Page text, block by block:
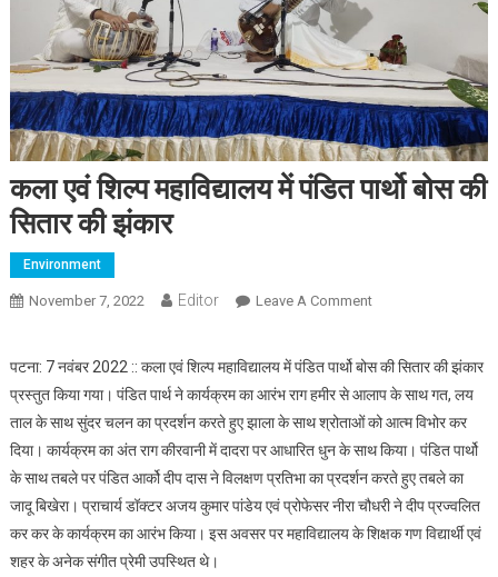
कला एवं शिल्प महाविद्यालय में पंडित पार्थो बोस की
सितार की झंकार
Environment
November 7, 2022 Editor Leave A CommentOn कला एवं शिल्प
पटना: 7 नवंबर 2022 :: कला एवं शिल्प महाविद्यालय में पंडित पार्थो बोस की सितार की झंकार
प्रस्तुत किया गया। पंडित पार्थ ने कार्यक्रम का आरंभ राग हमीर से आलाप के साथ गत, लय
ताल के साथ सुंदर चलन का प्रदर्शन करते हुए झाला के साथ श्रोताओं को आत्म विभोर कर
दिया। कार्यक्रम का अंत राग कीरवानी में दादरा पर आधारित धुन के साथ किया। पंडित पार्थो
के साथ तबले पर पंडित आर्को दीप दास ने विलक्षण प्रतिभा का प्रदर्शन करते हुए तबले का
जादू बिखेरा। प्राचार्य डॉक्टर अजय कुमार पांडेय एवं प्रोफेसर नीरा चौधरी ने दीप प्रज्वलित
कर कर के कार्यक्रम का आरंभ किया। इस अवसर पर महाविद्यालय के शिक्षक गण विद्यार्थी एवं
शहर के अनेक संगीत प्रेमी उपस्थित थे।